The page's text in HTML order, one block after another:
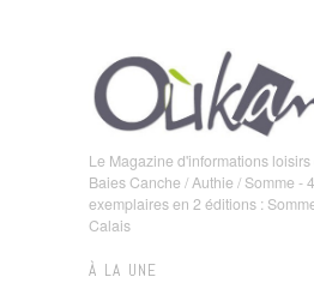
Le Magazine d'informations loisirs
Baies Canche / Authie / Somme -
exemplaires en 2 éditions :
Calais
À LA UNE